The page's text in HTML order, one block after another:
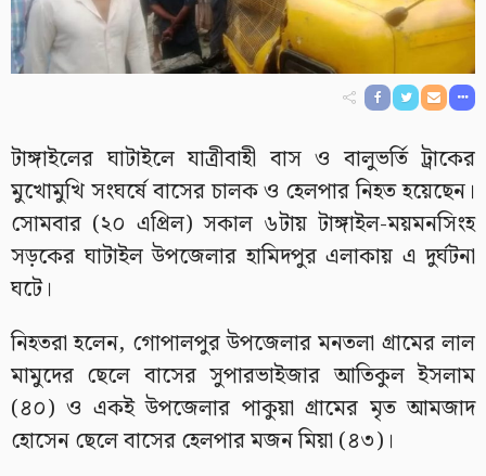
টাঙ্গাইলের ঘাটাইলে যাত্রীবাহী বাস ও বালুভর্তি ট্রাকের
মুখোমুখি সংঘর্ষে বাসের চালক ও হেলপার নিহত হয়েছেন।
সোমবার (২০ এপ্রিল) সকাল ৬টায় টাঙ্গাইল-ময়মনসিংহ
সড়কের ঘাটাইল উপজেলার হামিদপুর এলাকায় এ দুর্ঘটনা
ঘটে।
নিহতরা হলেন, গোপালপুর উপজেলার মনতলা গ্রামের লাল
মামুদের ছেলে বাসের সুপারভাইজার আতিকুল ইসলাম
(৪০) ও একই উপজেলার পাকুয়া গ্রামের মৃত আমজাদ
হোসেন ছেলে বাসের হেলপার মজন মিয়া (৪৩)।